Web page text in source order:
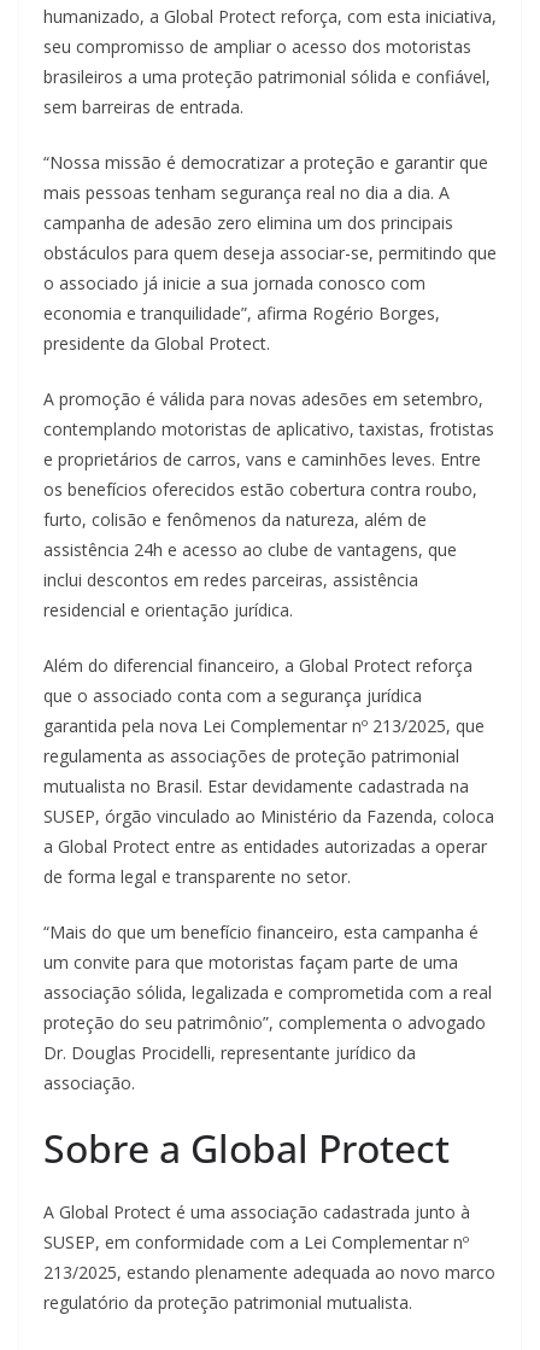
humanizado, a Global Protect reforça, com esta iniciativa,
seu compromisso de ampliar o acesso dos motoristas
brasileiros a uma proteção patrimonial sólida e confiável,
sem barreiras de entrada.
“Nossa missão é democratizar a proteção e garantir que
mais pessoas tenham segurança real no dia a dia. A
campanha de adesão zero elimina um dos principais
obstáculos para quem deseja associar-se, permitindo que
o associado já inicie a sua jornada conosco com
economia e tranquilidade”, afirma Rogério Borges,
presidente da Global Protect.
A promoção é válida para novas adesões em setembro,
contemplando motoristas de aplicativo, taxistas, frotistas
e proprietários de carros, vans e caminhões leves. Entre
os benefícios oferecidos estão cobertura contra roubo,
furto, colisão e fenômenos da natureza, além de
assistência 24h e acesso ao clube de vantagens, que
inclui descontos em redes parceiras, assistência
residencial e orientação jurídica.
Além do diferencial financeiro, a Global Protect reforça
que o associado conta com a segurança jurídica
garantida pela nova Lei Complementar nº 213/2025, que
regulamenta as associações de proteção patrimonial
mutualista no Brasil. Estar devidamente cadastrada na
SUSEP, órgão vinculado ao Ministério da Fazenda, coloca
a Global Protect entre as entidades autorizadas a operar
de forma legal e transparente no setor.
“Mais do que um benefício financeiro, esta campanha é
um convite para que motoristas façam parte de uma
associação sólida, legalizada e comprometida com a real
proteção do seu patrimônio”, complementa o advogado
Dr. Douglas Procidelli, representante jurídico da
associação.
Sobre a Global Protect
A Global Protect é uma associação cadastrada junto à
SUSEP, em conformidade com a Lei Complementar nº
213/2025, estando plenamente adequada ao novo marco
regulatório da proteção patrimonial mutualista.